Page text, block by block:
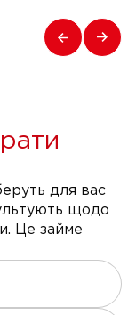
для вас
щодо
Це займе